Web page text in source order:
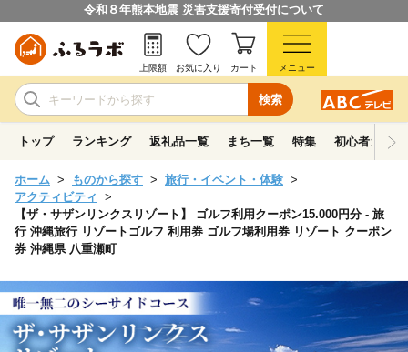
令和８年熊本地震 災害支援寄付受付について
検索
上限額 お気に入り カート メニュー
トップ ランキング 返礼品一覧 まち一覧 特集 初心者ガイド
ホーム ものから探す
旅行・イベント・体験
アクティビティ
【ザ・サザンリンクスリゾート】 ゴルフ利用クーポン15.000円分 - 旅
行 沖縄旅行 リゾートゴルフ 利用券 ゴルフ場利用券 リゾート クーポン
券 沖縄県 八重瀬町